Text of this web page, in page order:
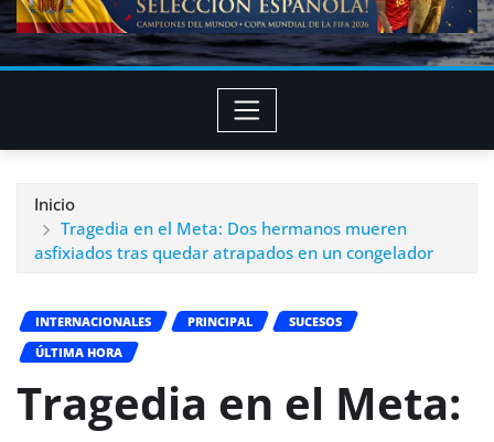
Inicio
Tragedia en el Meta: Dos hermanos mueren
asfixiados tras quedar atrapados en un congelador
INTERNACIONALES PRINCIPAL
SUCESOS
ÚLTIMA HORA
Tragedia en el Meta: